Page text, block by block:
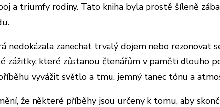
a triumfy rodiny. Tato kniha byla prostě šíleně
nedokázala zanechat trvalý dojem nebo rezonovat
zážitky, které zůstanou čtenářům v paměti dlouho
vyvážit světlo a tmu, jemný tanec tónu a
že některé příběhy jsou určeny k tomu, aby